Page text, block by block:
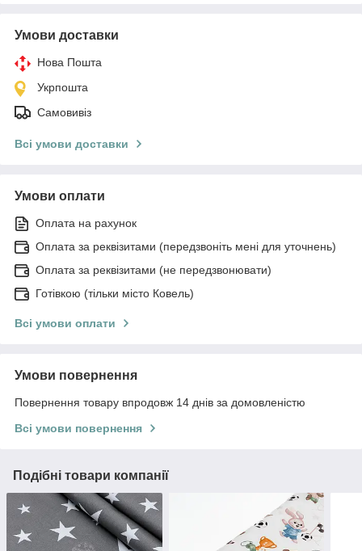
Умови доставки
Нова Пошта
Укрпошта
Самовивіз
Всі умови доставки
Умови оплати
Оплата на рахунок
Оплата за реквізитами (передзвоніть мені для уточнень)
Оплата за реквізитами (не передзвонювати)
Готівкою (тільки місто Ковель)
Всі умови оплати
Умови повернення
Повернення товару впродовж 14 днів за домовленістю
Всі умови повернення
Подібні товари компанії